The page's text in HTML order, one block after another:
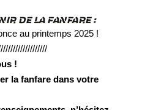
DE LA FANFARE :
au printemps 2025 !
!
la fanfare dans votre